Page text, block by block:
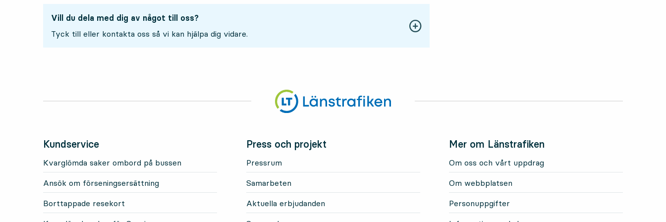
Vill du dela med dig av något till oss?
Tyck till eller kontakta oss så vi kan hjälpa dig vidare.
Kundservice
Kvarglömda saker ombord på bussen
Ansök om förseningsersättning
Borttappade resekort
Press och projekt
Pressrum
Samarbeten
Aktuella erbjudanden
Mer om Länstrafiken
Om oss och vårt uppdrag
Om webbplatsen
Personuppgifter